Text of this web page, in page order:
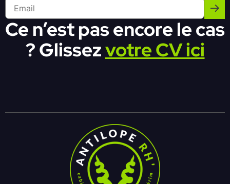
Ce n’est pas encore le cas
? Glissezvotre CV ici